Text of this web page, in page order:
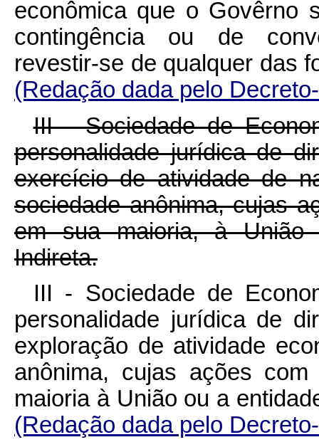
econômica que o Govêrno
contingência ou de
revestir-se de qualquer
(Redação dada pelo
III - Sociedade de
personalidade jurídica de
exercício de atividade de
sociedade anônima, cujas
em sua maioria, à União
Indireta.
III - Sociedade de
personalidade jurídica de
exploração de atividade
anônima, cujas ações
maioria à União ou a
(Redação dada pelo